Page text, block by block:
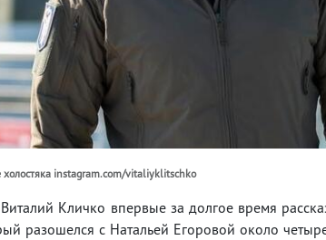
холостяка instagram.com/vitaliyklitschko
Кличко впервые за долгое время
разошелся с Натальей Егоровой около